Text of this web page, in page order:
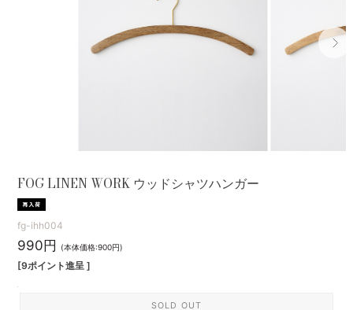
FOG LINEN WORK ウッドシャツハンガー
fg-ihh004
990円 (本体価格:900円)
[9ポイント進呈 ]
SOLD OUT